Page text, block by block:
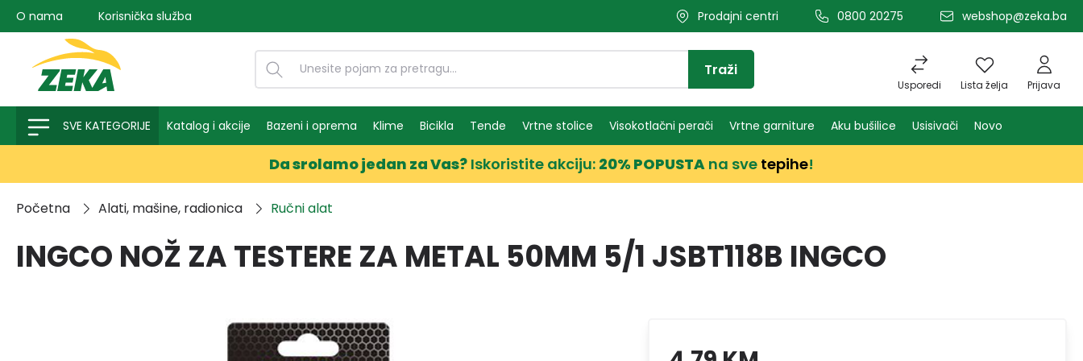
pretragu Preskoči na glavnu navigaciju
O nama Korisnička služba Prodajni centri 0800 20275 webshop@zeka.ba
Usporedi Lista želja Prijava
Traži
SVE KATEGORIJE Katalog i akcije Bazeni i oprema Klime Bicikla Tende Vrtne stolice Visokotlačni perači Vrtne garniture Aku bušilice Usisivači Novo
Da srolamo jedan za Vas? Iskoristite akciju: 20% POPUSTA na sve tepihe!
Početna Alati, mašine, radionica Ručni alat
INGCO NOŽ ZA TESTERE ZA METAL 50MM 5/1 JSBT118B INGCO